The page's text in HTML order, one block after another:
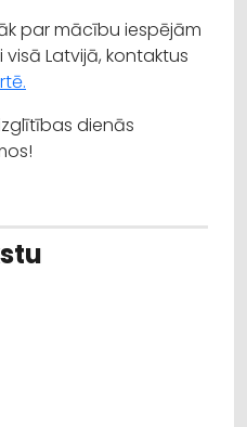
par mācību iespējām
Latvijā, kontaktus
dienās